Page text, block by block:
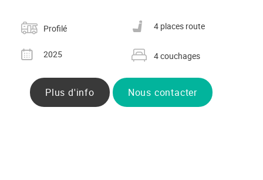
Catégorie
Profilé
Nombre de places carte grise
4 places route
Année
2025
Nombre de couchages
4 couchages
Plus d'info Nous contacter